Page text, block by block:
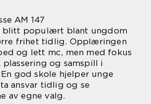
AM 147
blitt populært blant ungdom
frihet tidlig. Opplæringen
og lett mc, men med fokus
plassering og samspill i
god skole hjelper unge
ansvar tidlig og se
av egne valg.